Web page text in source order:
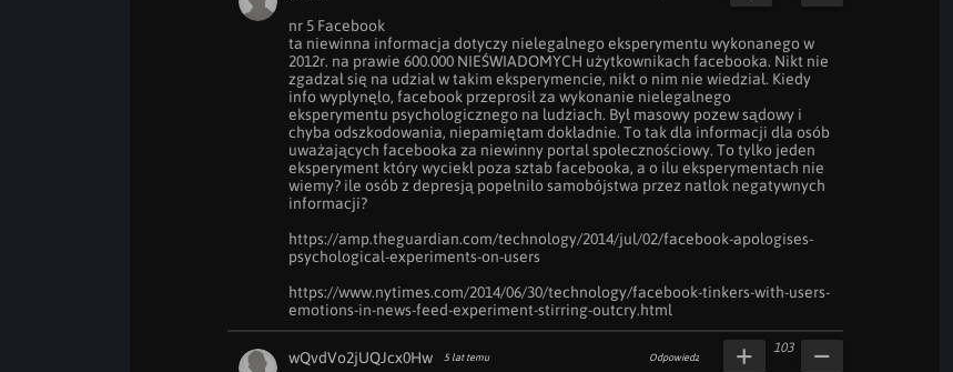
nr 5 Facebook
ta niewinna informacja dotyczy nielegalnego eksperymentu wykonanego w
2012r. na prawie 600.000 NIEŚWIADOMYCH użytkownikach facebooka. Nikt nie
zgadzał się na udział w takim eksperymencie, nikt o nim nie wiedział. Kiedy
info wypłynęło, facebook przeprosił za wykonanie nielegalnego
eksperymentu psychologicznego na ludziach. Był masowy pozew sądowy i
chyba odszkodowania, niepamiętam dokładnie. To tak dla informacji dla osób
uważających facebooka za niewinny portal społecznościowy. To tylko jeden
eksperyment który wyciekł poza sztab facebooka, a o ilu eksperymentach nie
wiemy? ile osób z depresją popełniło samobójstwa przez natłok negatywnych
informacji?
https://amp.theguardian.com/technology/2014/jul/02/facebook-apologises-
psychological-experiments-on-users
https://www.nytimes.com/2014/06/30/technology/facebook-tinkers-with-users-
emotions-in-news-feed-experiment-stirring-outcry.html
wQvdVo2jUQJcx0Hw 5 lat temu Odpowiedz
103